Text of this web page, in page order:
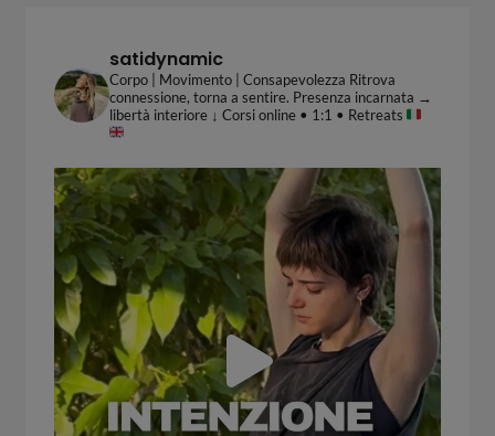
satidynamic
Corpo | Movimento | Consapevolezza Ritrova
connessione, torna a sentire. Presenza incarnata →
libertà interiore↓ Corsi online • 1:1 • Retreats